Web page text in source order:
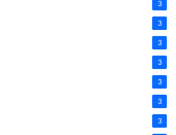
3
3
3
3
3
3
3